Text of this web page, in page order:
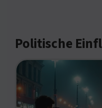
Politische